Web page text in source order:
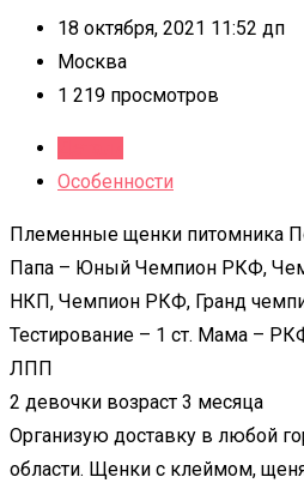
18 октября, 2021 11:52 дп
Москва
1 219 просмотров
Особенности
Племенные щенки питомника
Папа – Юный Чемпион РКФ,
НКП, Чемпион РКФ, Гранд
Тестирование – 1 ст. Мама –
ЛПП
2 девочки возраст 3 месяца
Организую доставку в любой
области. Щенки с клеймом,